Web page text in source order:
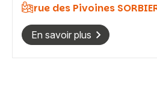
rue des Pivoines
En savoir plus